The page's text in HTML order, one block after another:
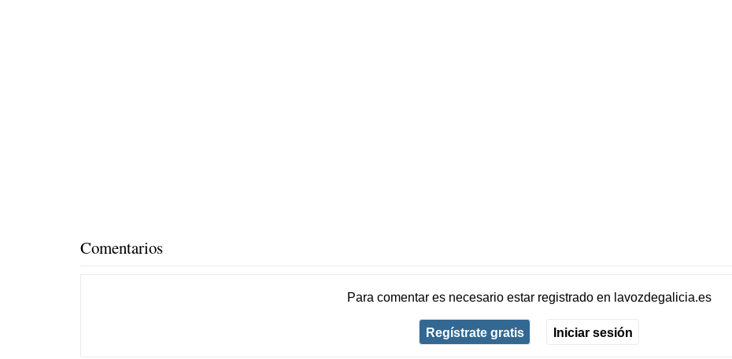
Comentarios
Para comentar es necesario estar registradoen lavozdegalicia.es
Regístrate gratis Iniciar sesión